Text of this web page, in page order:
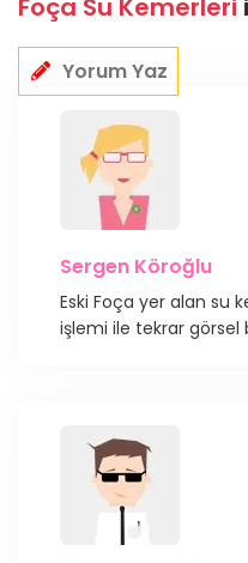
Foça Su Kemerleri
Yorum Yaz
Sergen Köroğlu
Eski Foça yer alan su
işlemi ile tekrar görsel